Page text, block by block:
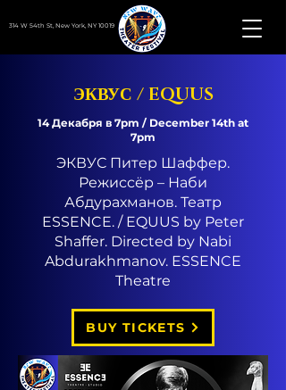
314 W 54th St, New York, NY 10019
ЭКВУС / EQUUS
14 Декабря в 7pm / December 14th at
7pm
ЭКВУС Питер Шаффер.
Режиссёр – Наби
Абдурахманов. Театр
ESSENCE. / EQUUS by Peter
Shaffer. Directed by Nabi
Abdurakhmanov. ESSENCE
Theatre
BUY TICKETS